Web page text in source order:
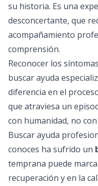
su historia. Es una
desconcertante, que
acompañamiento
comprensión.
Reconocer los
buscar ayuda
diferencia en el
que atraviesa un
con humanidad, no
Buscar ayuda
conoces ha sufrido un
temprana puede
recuperación y en la